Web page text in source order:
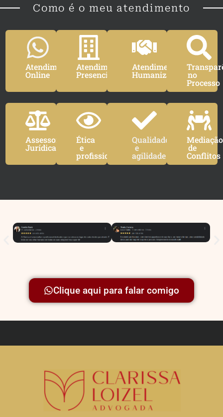
Como é o meu atendimento
Atendimento
Online
Atendimento
Presencial
Atendimento
Humanizado no
Processo
Assessoria
Jurídica
Ética
e
profissionalismo
Qualidade
e
agilidade
Mediação
de
Conflitos
Clique aqui para falar comigo